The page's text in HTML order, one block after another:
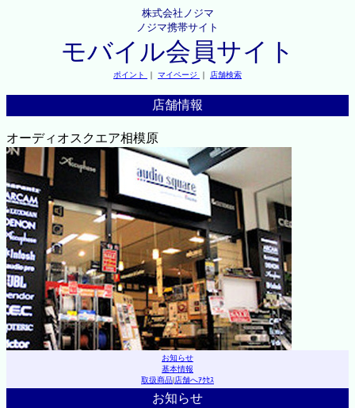
株式会社ノジマ
ノジマ携帯サイト
モバイル会員サイト
ポイント ｜ マイページ ｜ 店舗検索
店舗情報
オーディオスクエア相模原
お知らせ
基本情報
取扱商品|店舗へｱｸｾｽ
お知らせ